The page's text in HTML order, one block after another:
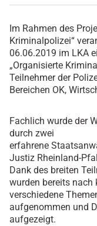
Im Rahmen des
Kriminalpolizei“
06.06.2019 im LKA
„Organisierte
Teilnehmer der
Bereichen OK,
Fachlich wurde der
durch zwei
erfahrene
Justiz Rheinland-
Dank des breiten
wurden bereits nach
verschiedene
aufgenommen und
aufgezeigt.